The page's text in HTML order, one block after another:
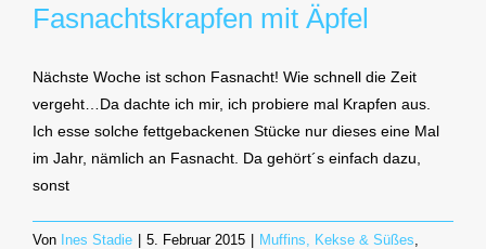
Fasnachtskrapfen mit Äpfel
Nächste Woche ist schon Fasnacht! Wie schnell die Zeit
vergeht…Da dachte ich mir, ich probiere mal Krapfen aus.
Ich esse solche fettgebackenen Stücke nur dieses eine Mal
im Jahr, nämlich an Fasnacht. Da gehört´s einfach dazu,
sonst
Von Ines Stadie | 5. Februar 2015 | Muffins, Kekse & Süßes